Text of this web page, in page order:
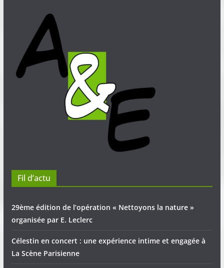
Fil d’actu
29ème édition de l’opération « Nettoyons la nature »
organisée par E. Leclerc
Célestin en concert : une expérience intime et engagée à
La Scène Parisienne